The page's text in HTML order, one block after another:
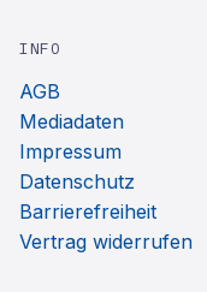
INFO
AGB
Mediadaten
Impressum
Datenschutz
Barrierefreiheit
Vertrag widerrufen